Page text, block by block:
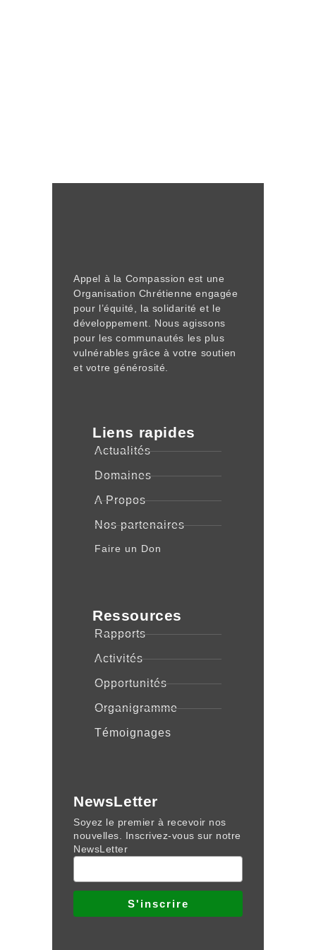
Appel à la Compassion est une
Organisation Chrétienne engagée
pour l’équité, la solidarité et le
développement. Nous agissons
pour les communautés les plus
vulnérables grâce à votre soutien
et votre générosité.
Liens rapides
Actualités
Domaines
A Propos
Nos partenaires
Faire un Don
Ressources
Rapports
Activités
Opportunités
Organigramme
Témoignages
NewsLetter
Soyez le premier à recevoir nos
nouvelles. Inscrivez-vous sur notre
NewsLetter